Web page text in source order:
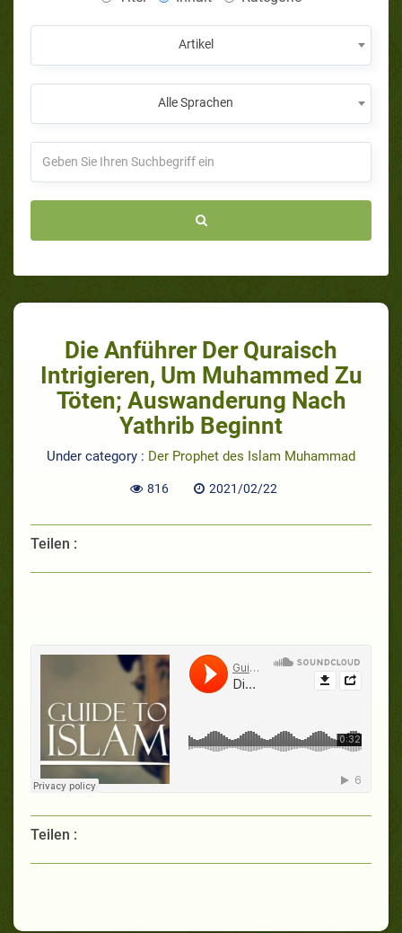
Artikel
Alle Sprachen
Die Anführer Der Quraisch
Intrigieren, Um Muhammed Zu
Töten; Auswanderung Nach
Yathrib Beginnt
Under category : Der Prophet des Islam Muhammad
816 2021/02/22
Teilen :
Teilen :